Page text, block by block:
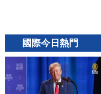
國際今日熱門